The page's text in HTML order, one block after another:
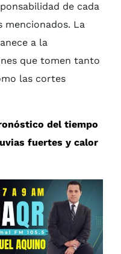
de cada
mencionados. La
a la
que tomen tanto
las cortes
del tiempo
fuertes y calor